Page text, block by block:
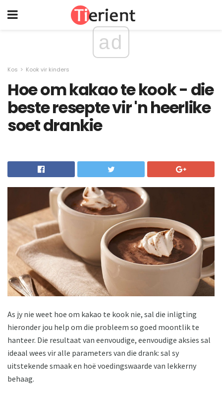
ad
Kos Kook vir kinders
Hoe om kakao te kook - die
beste resepte vir 'n heerlike
soet drankie
As jy nie weet hoe om kakao te kook nie, sal die inligting
hieronder jou help om die probleem so goed moontlik te
hanteer. Die resultaat van eenvoudige, eenvoudige aksies sal
ideaal wees vir alle parameters van die drank: sal sy
uitstekende smaak en hoë voedingswaarde van lekkerny
behaag.